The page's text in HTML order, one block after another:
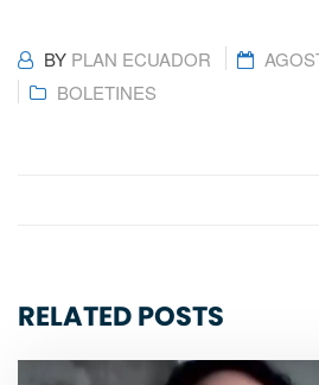
BY PLAN ECUADOR
BOLETINES
RELATED POSTS